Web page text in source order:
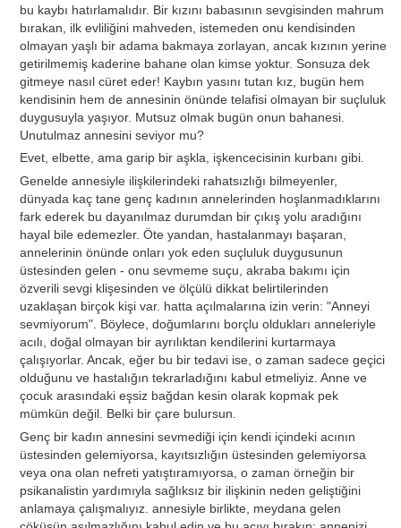
bu kaybı hatırlamalıdır. Bir kızını babasının sevgisinden mahrum
bırakan, ilk evliliğini mahveden, istemeden onu kendisinden
olmayan yaşlı bir adama bakmaya zorlayan, ancak kızının yerine
getirilmemiş kaderine bahane olan kimse yoktur. Sonsuza dek
gitmeye nasıl cüret eder! Kaybın yasını tutan kız, bugün hem
kendisinin hem de annesinin önünde telafisi olmayan bir suçluluk
duygusuyla yaşıyor. Mutsuz olmak bugün onun bahanesi.
Unutulmaz annesini seviyor mu?
Evet, elbette, ama garip bir aşkla, işkencecisinin kurbanı gibi.
Genelde annesiyle ilişkilerindeki rahatsızlığı bilmeyenler,
dünyada kaç tane genç kadının annelerinden hoşlanmadıklarını
fark ederek bu dayanılmaz durumdan bir çıkış yolu aradığını
hayal bile edemezler. Öte yandan, hastalanmayı başaran,
annelerinin önünde onları yok eden suçluluk duygusunun
üstesinden gelen - onu sevmeme suçu, akraba bakımı için
özverili sevgi klişesinden ve ölçülü dikkat belirtilerinden
uzaklaşan birçok kişi var. hatta açılmalarına izin verin: "Anneyi
sevmiyorum". Böylece, doğumlarını borçlu oldukları anneleriyle
acılı, doğal olmayan bir ayrılıktan kendilerini kurtarmaya
çalışıyorlar. Ancak, eğer bu bir tedavi ise, o zaman sadece geçici
olduğunu ve hastalığın tekrarladığını kabul etmeliyiz. Anne ve
çocuk arasındaki eşsiz bağdan kesin olarak kopmak pek
mümkün değil. Belki bir çare bulursun.
Genç bir kadın annesini sevmediği için kendi içindeki acının
üstesinden gelemiyorsa, kayıtsızlığın üstesinden gelemiyorsa
veya ona olan nefreti yatıştıramıyorsa, o zaman örneğin bir
psikanalistin yardımıyla sağlıksız bir ilişkinin neden geliştiğini
anlamaya çalışmalıyız. annesiyle birlikte, meydana gelen